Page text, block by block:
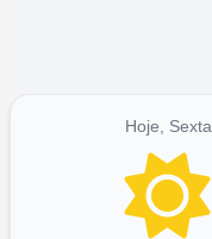
Hoje, Sexta